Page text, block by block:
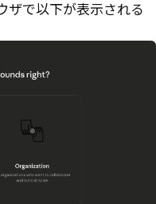
ザで以下が表示される